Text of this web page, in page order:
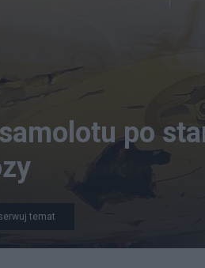
po
temat